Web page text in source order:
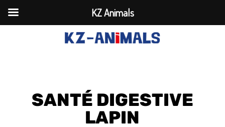
SANTÉ DIGESTIVE
LAPIN
KZ Animals